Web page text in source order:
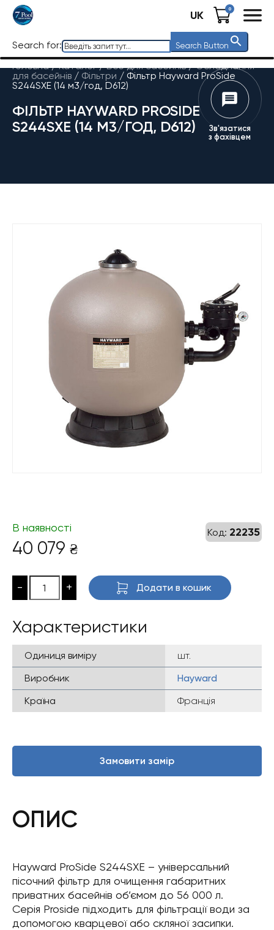
UK 0
Search for: Search Button
Головна / Каталог/Все для басейнів/Обладнання
для басейнів / Фільтри / Фільтр Hayward ProSide
S244SXE (14 м3/год, D612)
ФІЛЬТР HAYWARD PROSIDE
S244SXE (14 М3/ГОД, D612)
Зв'язатися
з фахівцем
Код: 22235
В наявності
40 079 ₴
- + Додати в кошик
Характеристики
Одиниця виміру
шт.
Виробник
Hayward
Країна
Франція
Замовити замір
ОПИС
Hayward ProSide S244SXE – універсальний
пісочний фільтр для очищення габаритних
приватних басейнів об’ємом до 56 000 л.
Серія Proside підходить для фільтрації води за
допомогою кварцевої або скляної засипки.